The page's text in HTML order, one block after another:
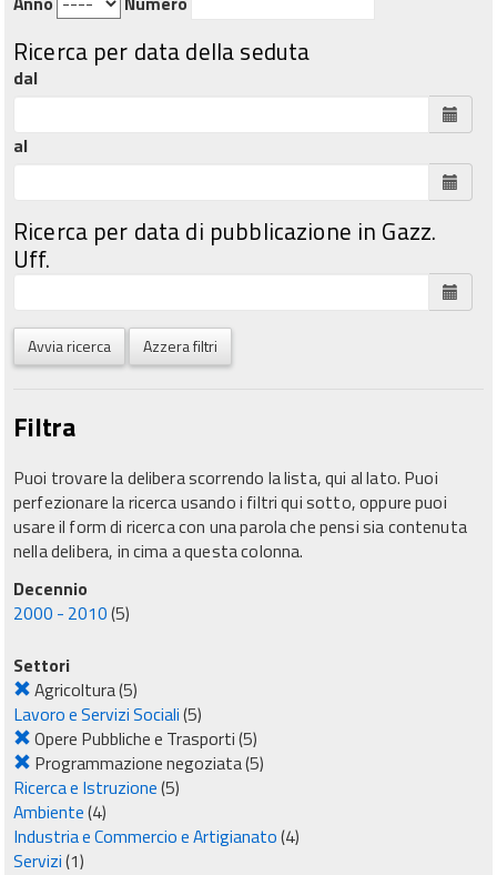
Ricerca per data della seduta
dal
al
Ricerca per data di pubblicazione in Gazz.
Uff.
Avvia ricerca Azzera filtri
Filtra
Puoi trovare la delibera scorrendo la lista, qui al lato. Puoi
perfezionare la ricerca usando i filtri qui sotto, oppure puoi
usare il form di ricerca con una parola che pensi sia contenuta
nella delibera, in cima a questa colonna.
Decennio
2000 - 2010(5)
Settori
Agricoltura(5)
Lavoro e Servizi Sociali(5)
Opere Pubbliche e Trasporti(5)
Programmazione negoziata(5)
Ricerca e Istruzione(5)
Ambiente(4)
Industria e Commercio e Artigianato(4)
Servizi(1)